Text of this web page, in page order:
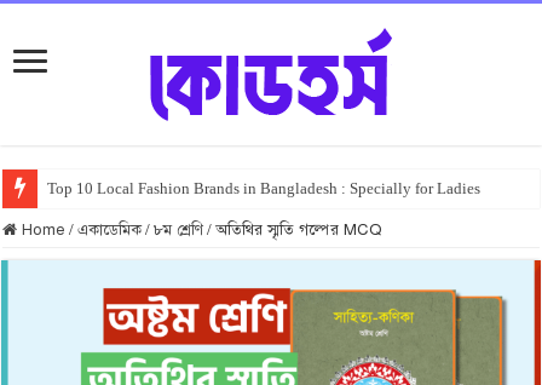
Top 10 Local Fashion Brands in Bangladesh : Specially for Ladies
Home / একাডেমিক/ ৮ম শ্রেণি / অতিথির স্মৃতি গল্পের MCQ